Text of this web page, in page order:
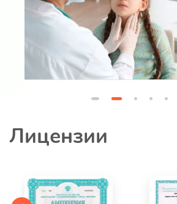
Возраст:
0-1, 1-3, 3-7,
Стандарт
УЗНАТЬ БОЛЬШЕ
Лицензии